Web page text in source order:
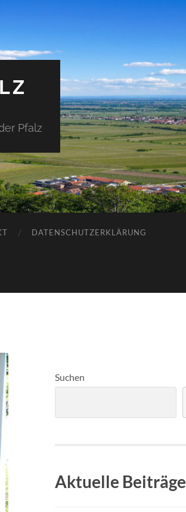
Pfalz
DATENSCHUTZERKLÄRUNG
Suchen
Aktuelle Beiträge